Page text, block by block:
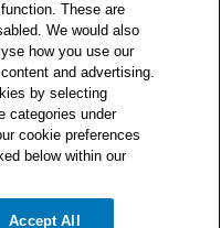
aimseartha
rights reserved.
These are
We would also
how you use our
and advertising.
by selecting
categories under
cookie preferences
below within our
Accept All